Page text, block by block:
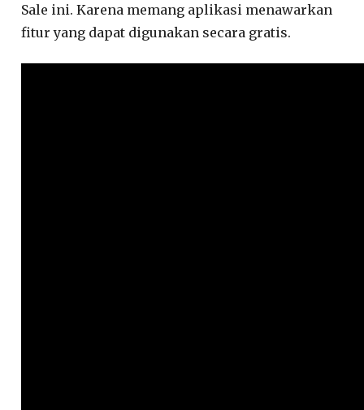
Sale ini. Karena memang aplikasi menawarkan
fitur yang dapat digunakan secara gratis.